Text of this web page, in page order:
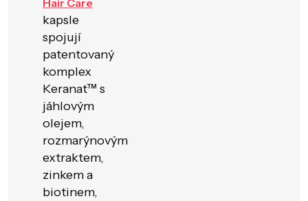
Hair Care
kapsle
spojují
patentovaný
komplex
Keranat™ s
jáhlovým
olejem,
rozmarýnovým
extraktem,
zinkem a
biotinem,